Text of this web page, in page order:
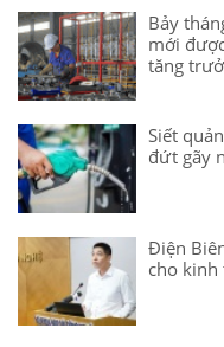
Bảy
mới
tăng
Siết
đứt gãy
Điện
cho kinh